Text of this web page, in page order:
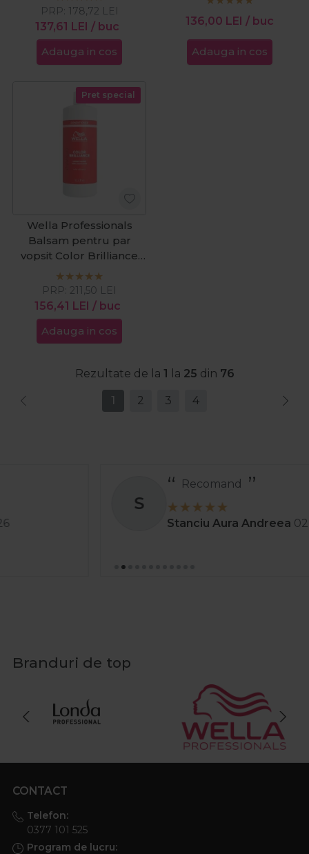
137,61 LEI / buc
PRP: 178,72 LEI
Adauga in cos
136,00 LEI / buc
Adauga in cos
Pret special
Wella Professionals
Balsam pentru par
vopsit Color Brilliance
Fine/Medium 1000ml
156,41 LEI / buc
PRP: 211,50 LEI
Adauga in cos
Rezultate de la 1 la 25 din 76
1 2 3 4
Stanciu Aura Andreea 02 apr. 2025
Branduri de top
CONTACT
Telefon:
0377 101 525
Program de lucru: